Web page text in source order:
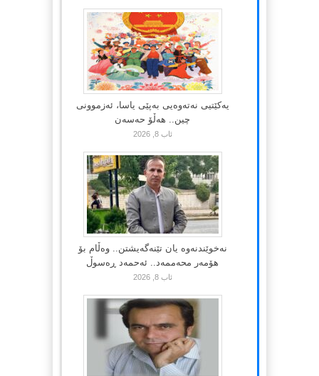
یەکێتیی نەتەوەیی بەپێی یاسا، ئەزموونی
چین.. هەڵۆ حەسەن
ئاب 8, 2026
نەخوێندنەوە یان تێنەگەیشتن.. وەڵام بۆ
هۆمەر محەممەد.. ئەحمەد ڕەسوڵ
ئاب 8, 2026